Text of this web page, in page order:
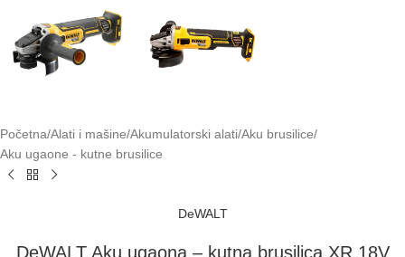
Početna/Alati i mašine/Akumulatorski alati/Aku brusilice/
Aku ugaone - kutne brusilice
DeWALT
DeWALT Aku ugaona – kutna brusilica XR 18V